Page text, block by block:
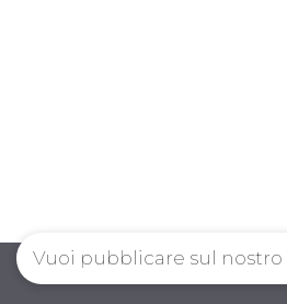
Vuoi pubblicare sul nostro